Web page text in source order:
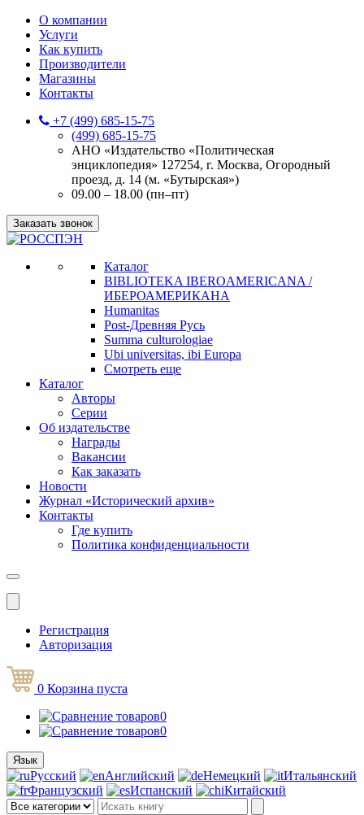
О компании
Услуги
Как купить
Производители
Магазины
Контакты
+7 (499) 685-15-75
(499) 685-15-75
АНО «Издательство «Политическая
энциклопедия» 127254, г. Москва, Огородный
проезд, д. 14 (м. «Бутырская»)
09.00 – 18.00 (пн–пт)
Заказать звонок
Каталог
BIBLIOTEKA IBEROAMERICANA /
ИБЕРОАМЕРИКАНА
Humanitas
Post-Древняя Русь
Summa culturologiae
Ubi universitas, ibi Europa
Смотреть еще
Каталог
Авторы
Серии
Об издательстве
Награды
Вакансии
Как заказать
Новости
Журнал «Исторический архив»‎
Контакты
Где купить
Политика конфиденциальности
Меню
Регистрация
Авторизация
0 Корзина пуста
0
0
Язык
Русский Английский Немецкий
Итальянский
Французский
Испанский Китайский